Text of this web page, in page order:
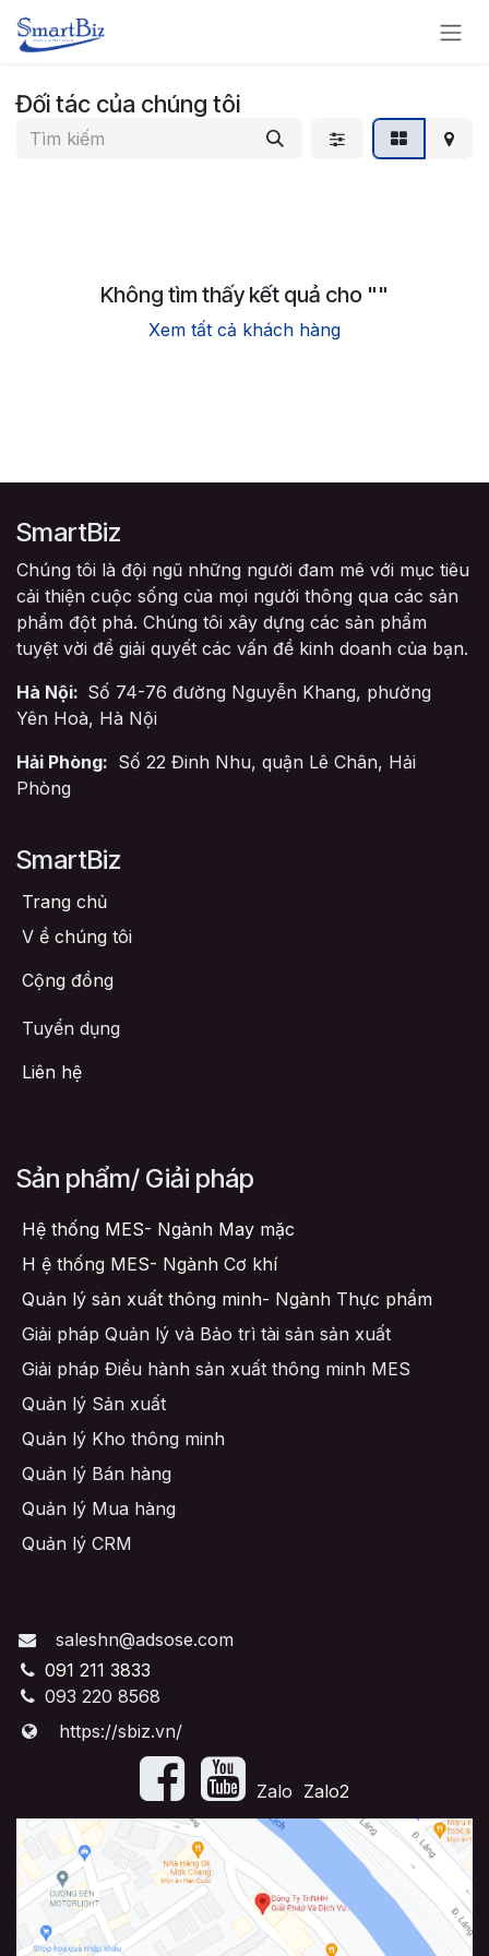
Bỏ qua để đến Nội dung
Đối tác của chúng tôi
Không tìm thấy kết quả cho ""
Xem tất cả khách hàng
SmartBiz
Chúng tôi là đội ngũ những người đam mê với mục tiêu
cải thiện cuộc sống của mọi người thông qua các sản
phẩm đột phá. Chúng tôi xây dựng các sản phẩm
tuyệt vời để giải quyết các vấn đề kinh doanh của bạn.
Hà Nội: Số 74-76 đường Nguyễn Khang, phường
Yên Hoà, Hà Nội
Hải Phòng: Số 22 Đinh Nhu, quận Lê Chân, Hải
Phòng
SmartBiz
Trang chủ
V ề chúng tôi
Cộng đồng
Tuyển dụng
Liên hệ
Sản phẩm/ Giải pháp
Hệ thống MES- Ngành May mặc
H ệ thống MES- Ngành Cơ khí
Quản lý sản xuất thông minh- Ngành Thực phẩm
Giải pháp Quản lý và Bảo trì tài sản sản xuất
Giải pháp Điều hành sản xuất thông minh MES
Quản lý Sản xuất
Quản lý Kho thông minh
Quản lý Bán hàng
Quản lý Mua hàng
Quản lý CRM
saleshn@adsose.com
091 211 3833
093 220 8568
https://sbiz.vn/
​Zalo Zalo2